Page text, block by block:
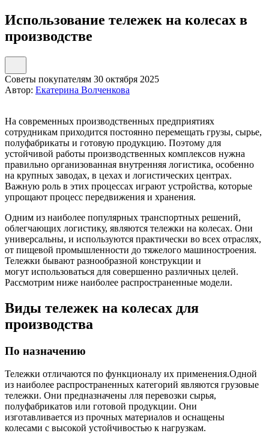
Использование тележек на колесах в
производстве
Советы покупателям 30 октября 2025
Автор: Екатерина Волченкова
На современных производственных предприятиях
сотрудникам приходится постоянно перемещать грузы, сырье,
полуфабрикаты и готовую продукцию. Поэтому для
устойчивой работы производственных комплексов нужна
правильно организованная внутренняя логистика, особенно
на крупных заводах, в цехах и логистических центрах.
Важную роль в этих процессах играют устройства, которые
упрощают процесс передвижения и хранения.
Одним из наиболее популярных транспортных решений,
облегчающих логистику, являются тележки на колесах. Они
универсальны, и используются практически во всех отраслях,
от пищевой промышленности до тяжелого машиностроения.
Тележки бывают разнообразной конструкции и
могут использоваться для совершенно различных целей.
Рассмотрим ниже наиболее распространенные модели.
Виды тележек на колесах для
производства
По назначению
Тележки отличаются по функционалу их применения.Одной
из наиболее распространенных категорий являются грузовые
тележки. Они предназначены лля перевозки сырья,
полуфабрикатов или готовой продукции. Они
изготавливается из прочных материалов и оснащены
колесами с высокой устойчивостью к нагрузкам.